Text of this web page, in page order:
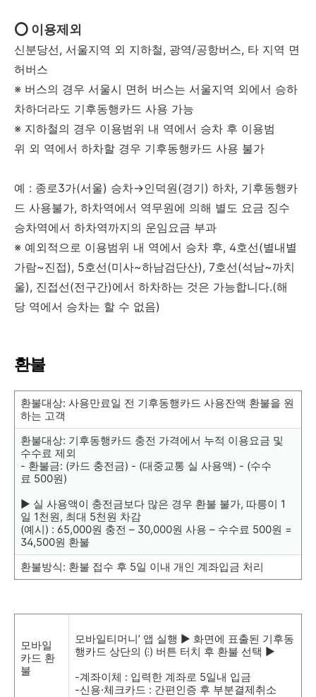
⭕ 이용제외
신분당선, 서울지역 외 지하철, 광역/공항버스, 타 지역 면
허버스
※ 버스의 경우 서울시 면허 버스는 서울지역 외에서 승하
차하더라도 기후동행카드 사용 가능
※ 지하철의 경우 이용범위 내 역에서 승차 후 이용범
위 외 역에서 하차할 경우 기후동행카드 사용 불가
예 : 종로3가(서울) 승차→인덕원(경기) 하차, 기후동행카
드 사용불가, 하차역에서 역무원에 의해 별도 요금 징수
승차역에서 하차역까지의 운임요금 부과
※ 예외적으로 이용범위 내 역에서 승차 후, 4호선(별내별
가람~진접), 5호선(미사~하남검단산), 7호선(석남~까치
울), 진접선(전구간)에서 하차하는 것은 가능합니다.(해
당 역에서 승차는 할 수 없음)
환불
환불대상: 사용만료일 전 기후동행카드 사용잔액 환불을 원
하는 고객
환불대상: 기후동행카드 충전 가격에서 누적 이용요금 및
수수료 제외
- 환불금: (카드 충전금) - (대중교통 실 사용액) - (수수
료 500원)
▶ 실 사용액이 충전금보다 많은 경우 환불 불가, 따릉이 1
일 1천원, 최대 5천원 차감
(예시) : 65,000원 충전 – 30,000원 사용 – 수수료 500원 =
34,500원 환불
환불방식: 환불 접수 후 5일 이내 개인 계좌입금 처리
모바일
카드 환
불
모바일티머니’ 앱 실행 ▶ 화면에 표출된 기후동
행카드 상단의 (⁝) 버튼 터치 후 환불 선택 ▶
-계좌이체 : 입력한 계좌로 5일내 입금
-신용·체크카드 : 간편인증 후 부분결제취소